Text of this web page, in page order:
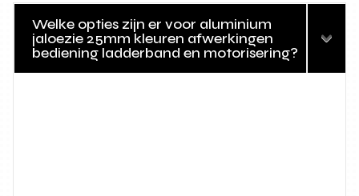
Welke opties zijn er voor aluminium
jaloezie 25mm kleuren afwerkingen
bediening ladderband en motorisering?